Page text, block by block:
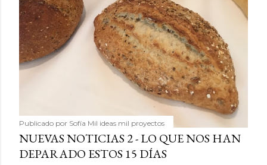
Publicado por Sofía Mil ideas mil proyectos
NUEVAS NOTICIAS 2 - LO QUE NOS HAN
DEPARADO ESTOS 15 DÍAS